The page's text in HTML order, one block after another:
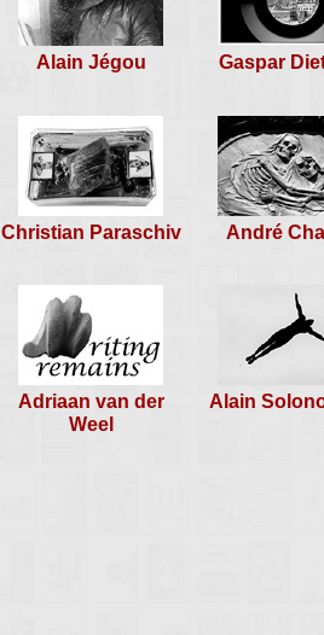
Alain Jégou Gaspar
Christian Paraschiv André
Adriaan van der
Weel
Alain